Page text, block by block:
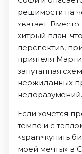
решимости на
хватает.
хитрый план:
перспектив,
приятеля
запутанная
неожиданных
недоразумений.
Если хочется
темпе и с
<span>купить
моей мечты» в